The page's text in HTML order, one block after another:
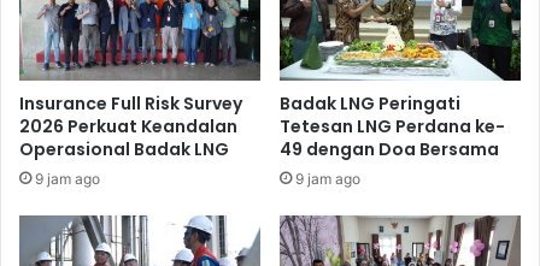
Insurance Full Risk Survey
2026 Perkuat Keandalan
Operasional Badak LNG
9 jam ago
Badak LNG Peringati
Tetesan LNG Perdana ke-
49 dengan Doa Bersama
9 jam ago